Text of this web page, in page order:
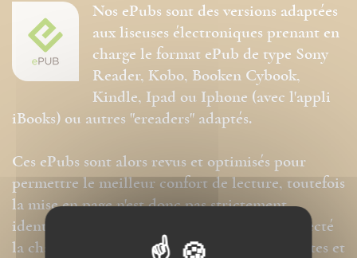
Nos ePubs sont des versions adaptées
aux liseuses électroniques prenant en
charge le format ePub de type Sony
Reader, Kobo, Booken Cybook,
Kindle, Ipad ou Iphone (avec l'appli
iBooks) ou autres "ereaders" adaptés.
Ces ePubs sont alors revus et optimisés pour
permettre le meilleur confort de lecture, toutefois
la mise en page n'est donc pas strictement
identique même si nous avons au mieux respecté
la charte graphique initiale. Les contenus textes et